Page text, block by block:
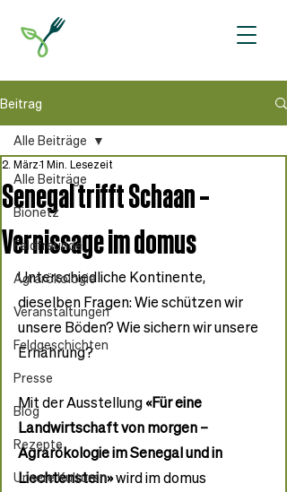
Beitrag
Alle Beiträge
Bionetz
Feldfreunde
Agrarökologie
Veranstaltungen
Feldgeschichten
Presse
Blog
Rezepte
Unsere Kulturen
Alle Beiträge
Senegal trifft Schaan –
Vernissage im domus
2. März 1 Min. Lesezeit
Unterschiedliche Kontinente,
dieselben Fragen: Wie schützen wir
unsere Böden? Wie sichern wir unsere
Ernährung?
Mit der Ausstellung «Für eine
Landwirtschaft von morgen –
Agrarökologie im Senegal und in
Liechtenstein» wird im domus